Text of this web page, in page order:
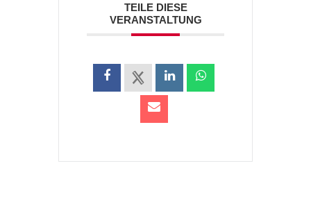
TEILE DIESE
VERANSTALTUNG